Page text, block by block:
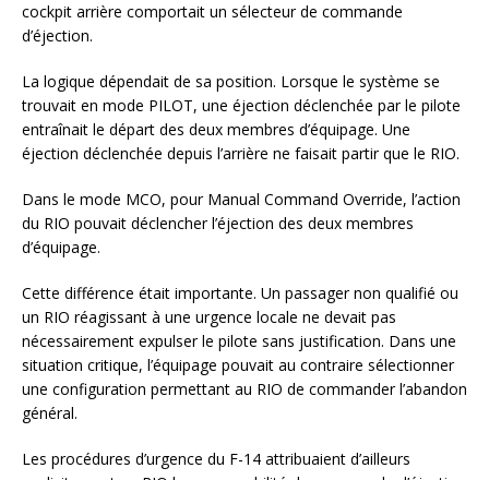
cockpit arrière comportait un sélecteur de commande
d’éjection.
La logique dépendait de sa position. Lorsque le système se
trouvait en mode PILOT, une éjection déclenchée par le pilote
entraînait le départ des deux membres d’équipage. Une
éjection déclenchée depuis l’arrière ne faisait partir que le RIO.
Dans le mode MCO, pour Manual Command Override, l’action
du RIO pouvait déclencher l’éjection des deux membres
d’équipage.
Cette différence était importante. Un passager non qualifié ou
un RIO réagissant à une urgence locale ne devait pas
nécessairement expulser le pilote sans justification. Dans une
situation critique, l’équipage pouvait au contraire sélectionner
une configuration permettant au RIO de commander l’abandon
général.
Les procédures d’urgence du F-14 attribuaient d’ailleurs